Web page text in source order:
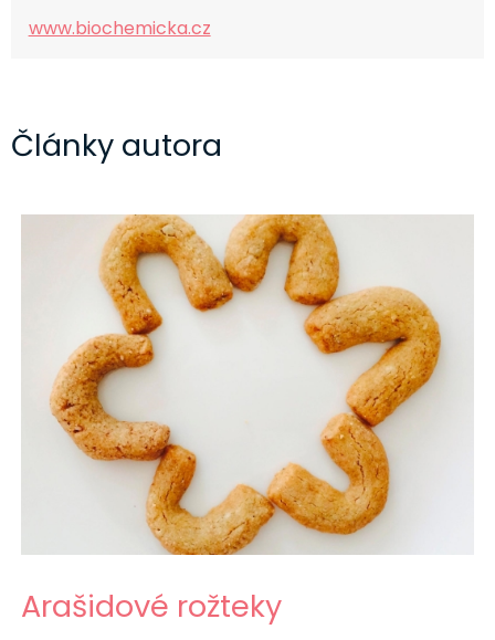
www.biochemicka.cz
Články autora
Arašidové rožteky